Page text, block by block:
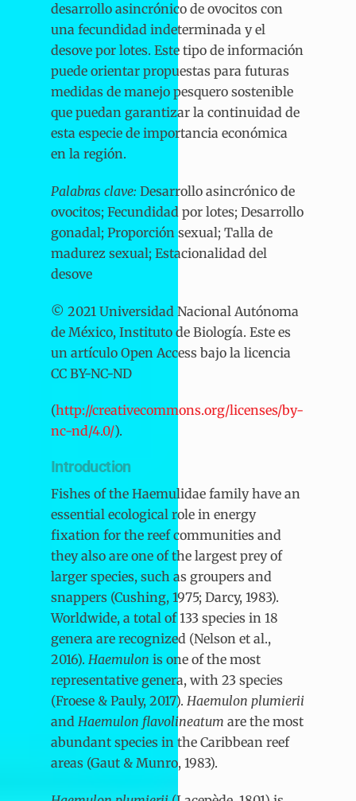
desarrollo asincrónico de ovocitos con
una fecundidad indeterminada y el
desove por lotes. Este tipo de información
puede orientar propuestas para futuras
medidas de manejo pesquero sostenible
que puedan garantizar la continuidad de
esta especie de importancia económica
en la región.
Palabras clave: Desarrollo asincrónico de
ovocitos; Fecundidad por lotes; Desarrollo
gonadal; Proporción sexual; Talla de
madurez sexual; Estacionalidad del
desove
© 2021 Universidad Nacional Autónoma
de México, Instituto de Biología. Este es
un artículo Open Access bajo la licencia
CC BY-NC-ND
(http://creativecommons.org/licenses/by-
nc-nd/4.0/).
Introduction
Fishes of the Haemulidae family have an
essential ecological role in energy
fixation for the reef communities and
they also are one of the largest prey of
larger species, such as groupers and
snappers (Cushing, 1975; Darcy, 1983).
Worldwide, a total of 133 species in 18
genera are recognized (Nelson et al.,
2016). Haemulon is one of the most
representative genera, with 23 species
(Froese & Pauly, 2017). Haemulon plumierii
and Haemulon flavolineatum are the most
abundant species in the Caribbean reef
areas (Gaut & Munro, 1983).